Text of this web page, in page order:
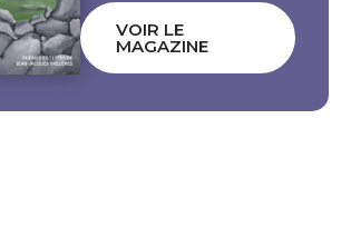
VOIR LE
MAGAZINE